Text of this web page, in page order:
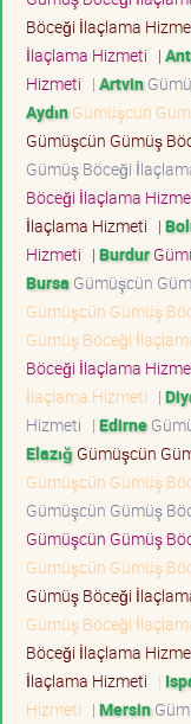
Böceği İlaçlama
İlaçlama Hizmeti |
Hizmeti | Artvin
AydınGümüşcün
Gümüşcün Gümüş
Gümüş Böceği
Böceği İlaçlama
İlaçlama Hizmeti |
Hizmeti | Burdur
Bursa Gümüşcün
Gümüşcün Gümüş
Gümüş Böceği
Böceği İlaçlama
İlaçlama Hizmeti |
Hizmeti | Edirne
Elazığ Gümüşcün
Gümüşcün Gümüş
Gümüşcün Gümüş
Gümüşcün Gümüş
Gümüşcün Gümüş
Gümüş Böceği
Gümüş Böceği
Böceği İlaçlama
İlaçlama Hizmeti |
Hizmeti | Mersin